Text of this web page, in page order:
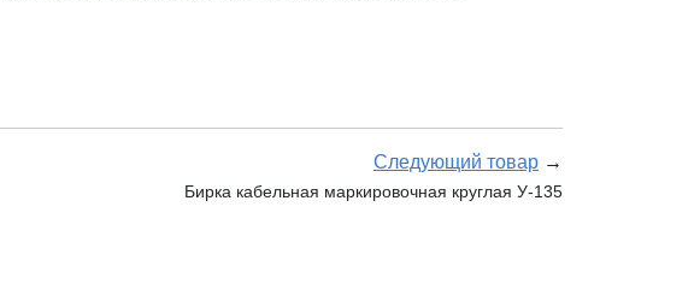
Следующий товар →
Бирка кабельная маркировочная круглая У-135